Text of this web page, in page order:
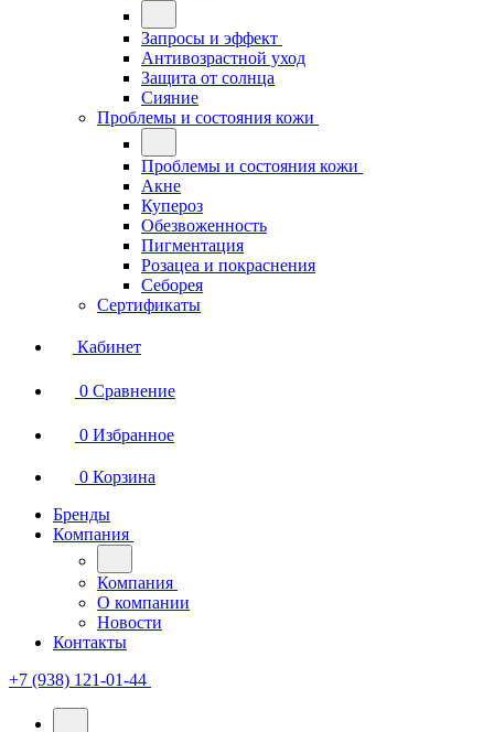
Запросы и эффект
Антивозрастной уход
Защита от солнца
Сияние
Проблемы и состояния кожи
Проблемы и состояния кожи
Акне
Купероз
Обезвоженность
Пигментация
Розацеа и покраснения
Себорея
Сертификаты
Кабинет
0 Сравнение
0 Избранное
0 Корзина
Бренды
Компания
Компания
О компании
Новости
Контакты
+7 (938) 121-01-44